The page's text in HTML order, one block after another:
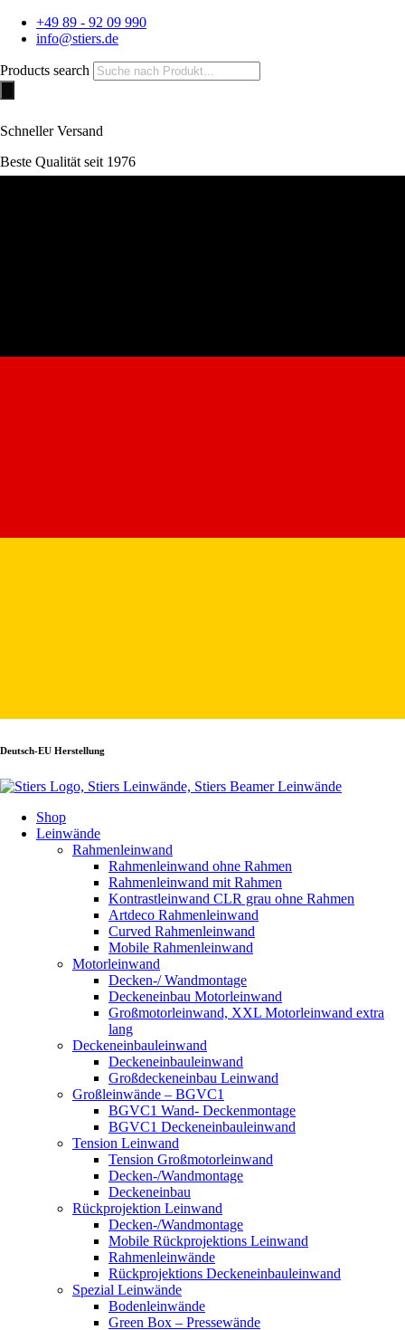
+49 89 - 92 09 990
info@stiers.de
Products search
Schneller Versand
Beste Qualität seit 1976
Deutsch-EU Herstellung
Shop
Leinwände
Rahmenleinwand
Rahmenleinwand ohne Rahmen
Rahmenleinwand mit Rahmen
Kontrastleinwand CLR grau ohne Rahmen
Artdeco Rahmenleinwand
Curved Rahmenleinwand
Mobile Rahmenleinwand
Motorleinwand
Decken-/ Wandmontage
Deckeneinbau Motorleinwand
Großmotorleinwand, XXL Motorleinwand extra
lang
Deckeneinbauleinwand
Deckeneinbauleinwand
Großdeckeneinbau Leinwand
Großleinwände – BGVC1
BGVC1 Wand- Deckenmontage
BGVC1 Deckeneinbauleinwand
Tension Leinwand
Tension Großmotorleinwand
Decken-/Wandmontage
Deckeneinbau
Rückprojektion Leinwand
Decken-/Wandmontage
Mobile Rückprojektions Leinwand
Rahmenleinwände
Rückprojektions Deckeneinbauleinwand
Spezial Leinwände
Bodenleinwände
Green Box – Pressewände